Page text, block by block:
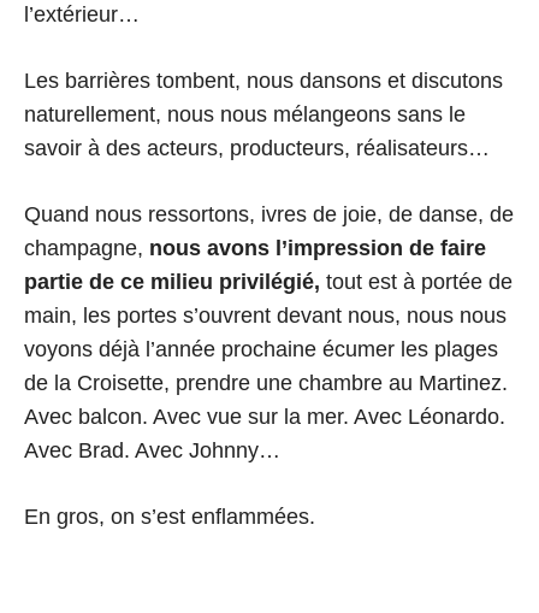
l’extérieur…
Les barrières tombent, nous dansons et discutons
naturellement, nous nous mélangeons sans le
savoir à des acteurs, producteurs, réalisateurs…
Quand nous ressortons, ivres de joie, de danse, de
champagne, nous avons l’impression de faire
partie de ce milieu privilégié, tout est à portée de
main, les portes s’ouvrent devant nous, nous nous
voyons déjà l’année prochaine écumer les plages
de la Croisette, prendre une chambre au Martinez.
Avec balcon. Avec vue sur la mer. Avec Léonardo.
Avec Brad. Avec Johnny…
En gros, on s’est enflammées.